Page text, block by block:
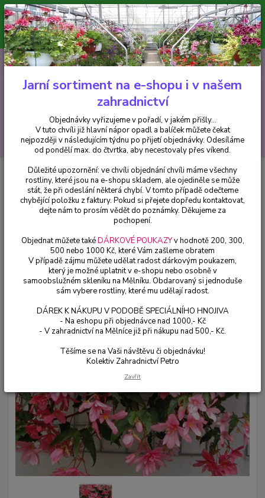
Minimální hodnota pro odeslání z e-shopu je 300 Kč.
V tuto chvíli již hlavní nápor objednávek opadl a balíček můžete čekat
nejpozději v následujícím týdnu po přijetí objednávky. Objednávky
vyřizujeme v pořadí, v jakém přišly...
CZK
Hledat
+420 602 223 614 0ks
za0 Kč
Begonie Begonia Chanson převislá růžová - cena na prodejně
Begonia Chanson převislá růžová
- cena na prodejně
Jarní sortiment na e-shopu i v našem
zahradnictví
Objednávky vyřizujeme v pořadí, v jakém přišly...
V tuto chvíli již hlavní nápor opadl a balíček můžete čekat
nejpozději v následujícím týdnu po přijetí objednávky. Odesíláme
od pondělí max. do čtvrtka, aby necestovaly přes víkend.
Důležité upozornění: ve chvíli objednání chvíli máme všechny
rostliny, které jsou na e-shopu skladem, ale ojediněle se může
stát, že při odeslání některá chybí. V tomto případě odečteme
chybějící položku z faktury. Pokud si přejete dopředu kontaktovat,
dejte nám to prosím vědět do poznámky. Děkujeme za
pochopení.
Objednat můžete takéDÁRKOVÉ POUKAZYv hodnotě 200, 300,
500 nebo 1000 Kč, které Vám zašleme obratem
V případě zájmu můžete udělat radost dárkovým poukazem,
který je možné uplatnit v e-shopu nebo osobně v
samoobslužném skleníku na Mělníku. Obdarovaný si jednoduše
sám vybere rostliny, které mu udělají radost.
DÁREK K NÁKUPU V PODOBĚ SPECIÁLNÍHO HNOJIVA
- Na eshopu při objednávce nad 1000,- Kč
- V zahradnictví na Mělníce již při nákupu nad 500,- Kč.
Těšíme se na Vaši návštěvu či objednávku!
Kolektiv Zahradnictví Petro
Zavřít